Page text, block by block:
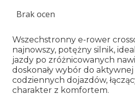
Brak ocen
Wszechstronny e-rower
najnowszy, potężny silnik,
jazdy po zróżnicowanych
doskonały wybór do
codziennych dojazdów,
charakter z komfortem.